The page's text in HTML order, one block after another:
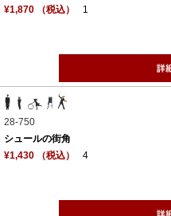
¥1,870 （税込）
1
28-750
シュールの街角
¥1,430 （税込）
4